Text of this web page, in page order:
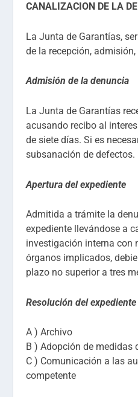
CANALIZACION DE LA
La Junta de Garantías,
de la recepción,
Admisión de la denuncia
La Junta de Garantías
acusando recibo al
de siete días. Si es
subsanación de defectos.
Apertura del expediente
Admitida a trámite la
expediente llevándose a
investigación interna con
órganos implicados,
plazo no superior a tres
Resolución del expediente
A ) Archivo
B ) Adopción de medidas
C ) Comunicación a las
competente